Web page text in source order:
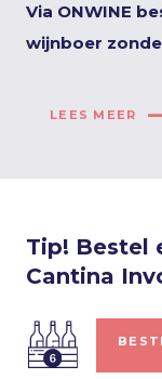
Via ONWINE
wijnboer
LEES MEER
Tip! Bestel
Cantina